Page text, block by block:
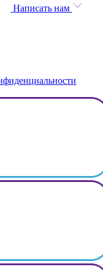
Написать нам